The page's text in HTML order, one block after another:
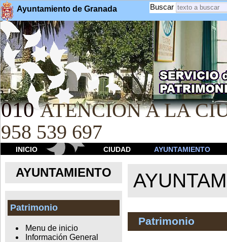
Ayuntamiento de Granada Buscar
010 ATENCION A LA
958 539 697
INICIO CIUDAD AYUNTAMIENTO
AYUNTAMIENTO
Patrimonio
Menu de inicio
Información General
Patrimonio